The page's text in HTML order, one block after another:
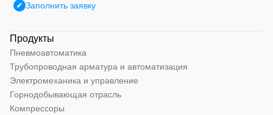
Заполнить заявку
Продукты
Пневмоавтоматика
Трубопроводная арматура и автоматизация
Электромеханика и управление
Горнодобывающая отрасль
Компрессоры